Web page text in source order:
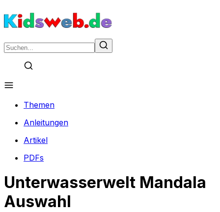
Themen
Anleitungen
Artikel
PDFs
Unterwasserwelt Mandala
Auswahl